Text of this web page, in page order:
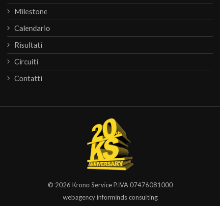
Milestone
Calendario
Risultati
Circuiti
Contatti
© 2026 Krono ServiceP.IVA 07476081000
webagency informinds consulting